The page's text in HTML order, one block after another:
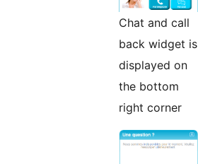
Chat and call
back widget is
displayed on
the bottom
right corner